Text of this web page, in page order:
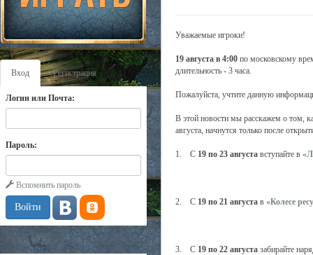
Вход Регистрация
Логин или Почта:
Пароль:
Вспомнить пароль
Уважаемые игроки!
19 августа в 4:00 по московскому
длительность - 3 часа.
Пожалуйста, учтите данную
В этой новости мы расскажем о том,
августа, начнутся только после
1. С 19 по 23 августа вступайте в
2. С 19 по 21 августа в «Колесе
3. С 19 по 22 августа забирайте